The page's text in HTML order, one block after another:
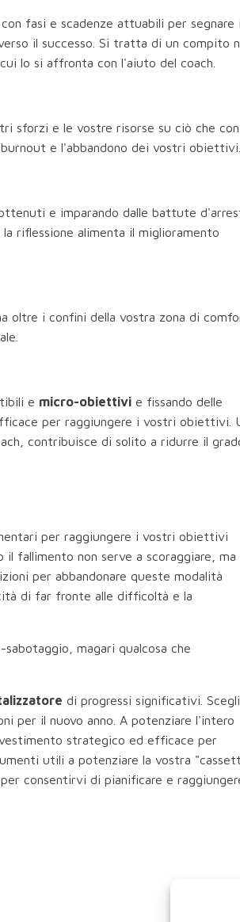
con fasi e scadenze attuabili per segnare i
il successo. Si tratta di un compito
lo si affronta con l'aiuto del coach.
sforzi e le vostre risorse su ciò che
e l'abbandono dei vostri obiettivi.
e imparando dalle battute
riflessione alimenta il miglioramento
oltre i confini della vostra zona di
e micro-obiettivi e fissando delle
per raggiungere i vostri obiettivi.
contribuisce di solito a ridurre il
per raggiungere i vostri obiettivi
il fallimento non serve a scoraggiare, ma
per abbandonare queste modalità
di far fronte alle difficoltà e la
magari qualcosa che
di progressi significativi.
per il nuovo anno. A potenziare l'intero
strategico ed efficace per
utili a potenziare la vostra
consentirvi di pianificare e